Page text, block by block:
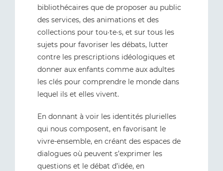
bibliothécaires que de proposer au public
des services, des animations et des
collections pour tou·te·s, et sur tous les
sujets pour favoriser les débats, lutter
contre les prescriptions idéologiques et
donner aux enfants comme aux adultes
les clés pour comprendre le monde dans
lequel ils et elles vivent.
En donnant à voir les identités plurielles
qui nous composent, en favorisant le
vivre-ensemble, en créant des espaces de
dialogues où peuvent s’exprimer les
questions et le débat d’idée, en